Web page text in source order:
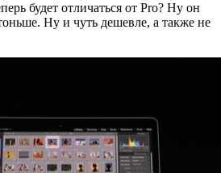
будет отличаться от Pro? Ну он
Ну и чуть дешевле, а также не